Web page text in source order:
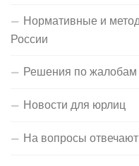
Нормативные и
России
Решения по жалобам
Новости для юрлиц
На вопросы